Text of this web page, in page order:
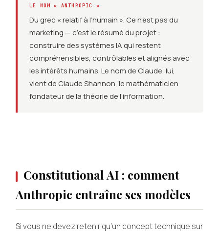
LE NOM « ANTHROPIC »
Du grec « relatif à l’humain ». Ce n’est pas du
marketing — c’est le résumé du projet :
construire des systèmes IA qui restent
compréhensibles, contrôlables et alignés avec
les intérêts humains. Le nom de Claude, lui,
vient de Claude Shannon, le mathématicien
fondateur de la théorie de l’information.
Constitutional AI : comment
Anthropic entraîne ses modèles
Si vous ne devez retenir qu’un concept technique sur